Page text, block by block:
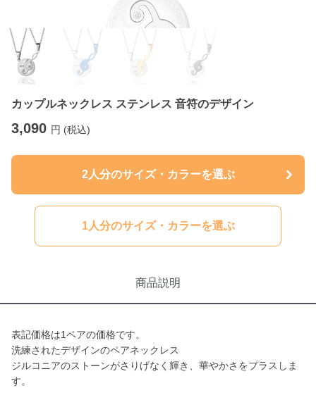
カップルネックレス ステンレス 音符のデザイン
3,090 円 (税込)
2人分のサイズ・カラーを選ぶ
1人分のサイズ・カラーを選ぶ
商品説明
表記価格は1ペアの価格です。
洗練されたデザインのペアネックレス
ジルコニアのストーンがさりげなく輝き、華やかさをプラスしま
す。